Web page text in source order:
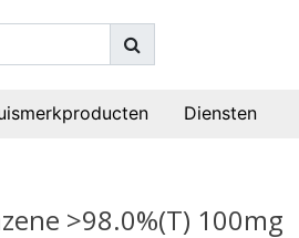
Diensten
>98.0%(T) 100mg